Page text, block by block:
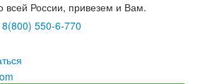
всей России, привезем и Вам.
8(800) 550-6-770